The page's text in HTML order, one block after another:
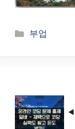
카
부업
◀️